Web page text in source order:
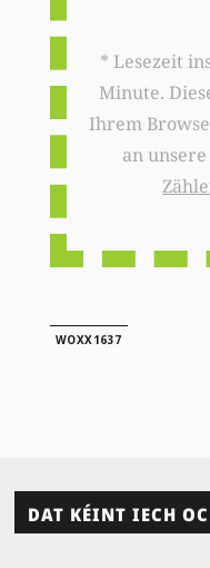
* Lesezeit
Minute.
Ihrem
an
WOXX1637
DAT KÉINT IECH